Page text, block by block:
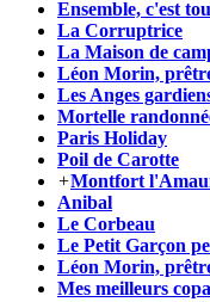
Ensemble, c'est
La Corruptrice
La Maison de
Léon Morin,
Les Anges
Mortelle
Paris Holiday
Poil de Carotte
+Montfort
Anibal
Le Corbeau
Le Petit Garçon
Léon Morin,
Mes meilleurs